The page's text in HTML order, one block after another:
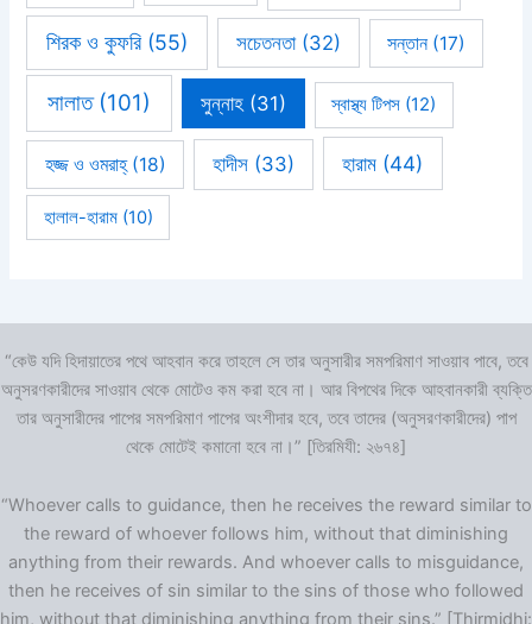
শিরক ও কুফরি(55) সচেতনতা(32) সন্তান(17)
সালাত(101) সুন্নাহ (31) স্বাস্থ্য টিপস (12)
হজ্জ ও ওমরাহ্‌(18) হাদীস(33) হারাম (44)
হালাল-হারাম(10)
“কেউ যদি হিদায়াতের পথে আহবান করে তাহলে সে তার অনুসারীর সমপরিমাণ সাওয়াব পাবে, তবে
অনুসরণকারীদের সাওয়াব থেকে মোটেও কম করা হবে না। আর বিপথের দিকে আহবানকারী ব্যক্তি
তার অনুসারীদের পাপের সমপরিমাণ পাপের অংশীদার হবে, তবে তাদের (অনুসরণকারীদের) পাপ
থেকে মোটেই কমানো হবে না।” [তিরমিযী: ২৬৭৪]
“Whoever calls to guidance, then he receives the reward similar to
the reward of whoever follows him, without that diminishing
anything from their rewards. And whoever calls to misguidance,
then he receives of sin similar to the sins of those who followed
him, without that diminishing anything from their sins.” [Thirmidhi: